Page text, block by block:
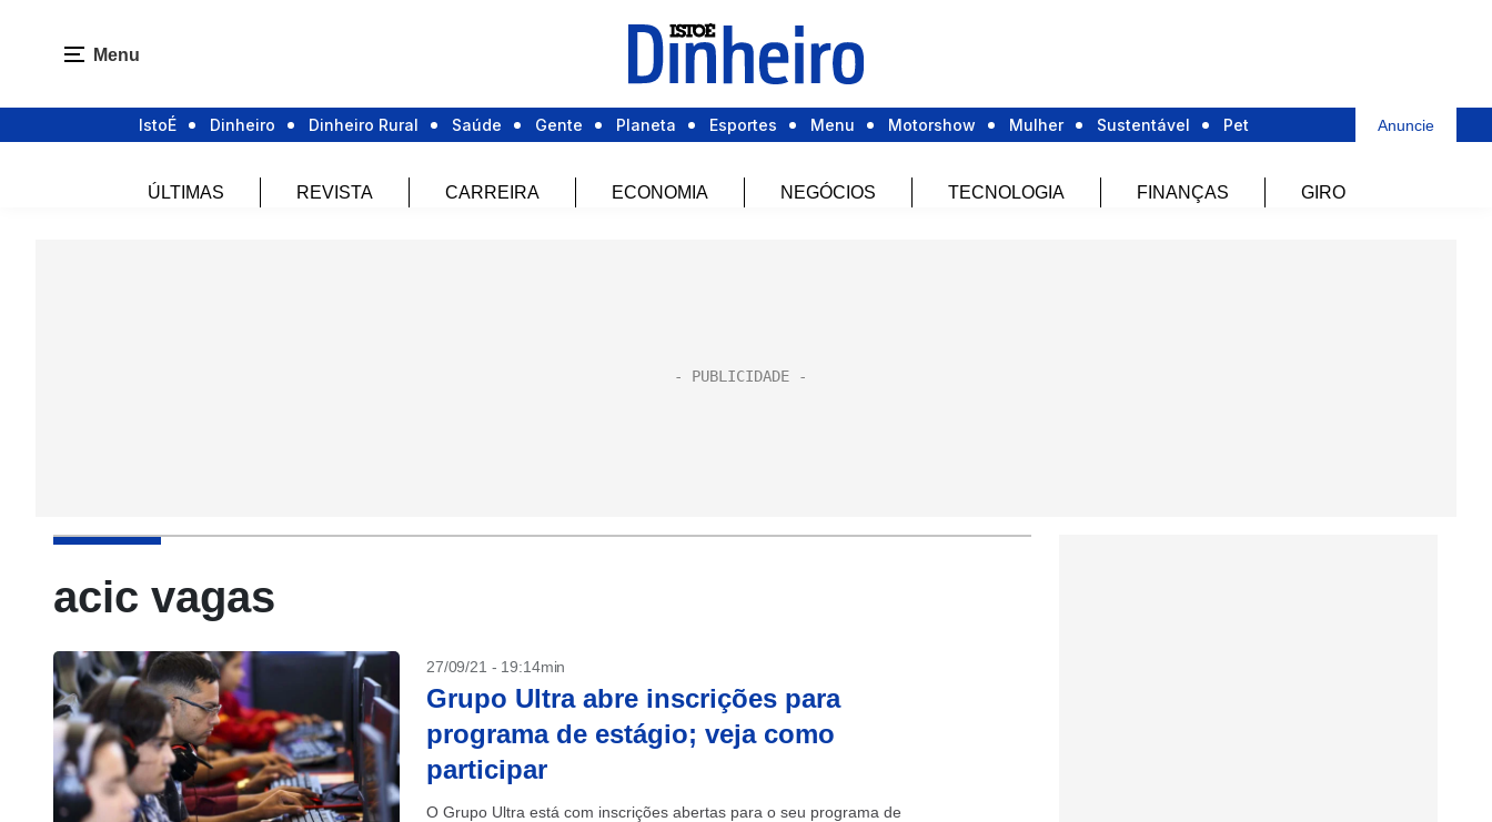
Menu
IstoÉ Dinheiro Dinheiro Rural Saúde Gente Planeta Esportes Menu Motorshow Mulher Sustentável Pet Anuncie
ÚLTIMAS REVISTA CARREIRA ECONOMIA NEGÓCIOS TECNOLOGIA FINANÇAS GIRO
acic vagas
27/09/21 - 19:14min
Grupo Ultra abre inscrições para
programa de estágio; veja como
participar
O Grupo Ultra está com inscrições abertas para o seu programa de